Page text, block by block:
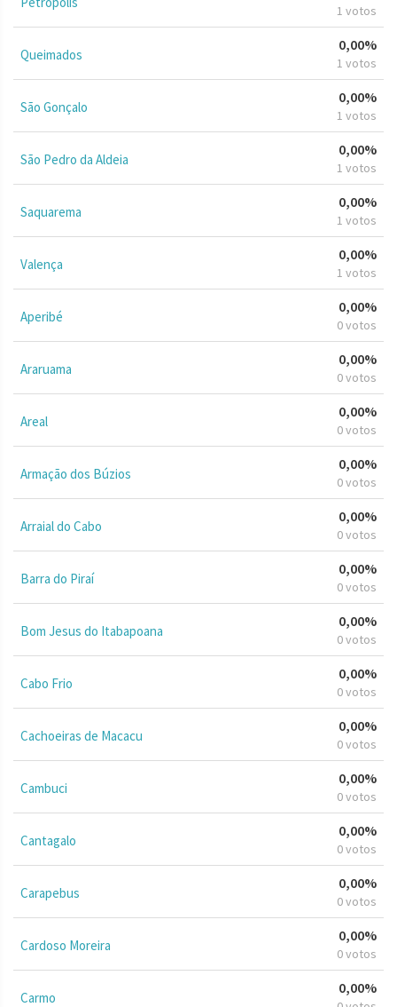
1 votos
Queimados
0,00%
1 votos
São Gonçalo
0,00%
1 votos
São Pedro da Aldeia
0,00%
1 votos
Saquarema
0,00%
1 votos
Valença
0,00%
1 votos
Aperibé
0,00%
0 votos
Araruama
0,00%
0 votos
Areal
0,00%
0 votos
Armação dos Búzios
0,00%
0 votos
Arraial do Cabo
0,00%
0 votos
Barra do Piraí
0,00%
0 votos
Bom Jesus do Itabapoana
0,00%
0 votos
Cabo Frio
0,00%
0 votos
Cachoeiras de Macacu
0,00%
0 votos
Cambuci
0,00%
0 votos
Cantagalo
0,00%
0 votos
Carapebus
0,00%
0 votos
Cardoso Moreira
0,00%
0 votos
Carmo
0,00%